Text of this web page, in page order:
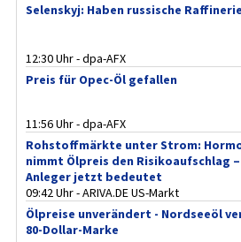
Selenskyj: Haben russische
12:30 Uhr - dpa-AFX
Preis für Opec-Öl gefallen
11:56 Uhr - dpa-AFX
Rohstoffmärkte unter Strom:
nimmt Ölpreis den Risikoaufschlag
Anleger jetzt bedeutet
09:42 Uhr - ARIVA.DE US-Markt
Ölpreise unverändert - Nordseeöl
80-Dollar-Marke